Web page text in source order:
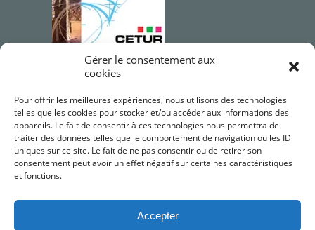
Gérer le consentement aux
cookies
Pour offrir les meilleures expériences, nous utilisons des technologies
telles que les cookies pour stocker et/ou accéder aux informations des
appareils. Le fait de consentir à ces technologies nous permettra de
traiter des données telles que le comportement de navigation ou les ID
uniques sur ce site. Le fait de ne pas consentir ou de retirer son
consentement peut avoir un effet négatif sur certaines caractéristiques
et fonctions.
Accepter
Qualifications OPQIBI